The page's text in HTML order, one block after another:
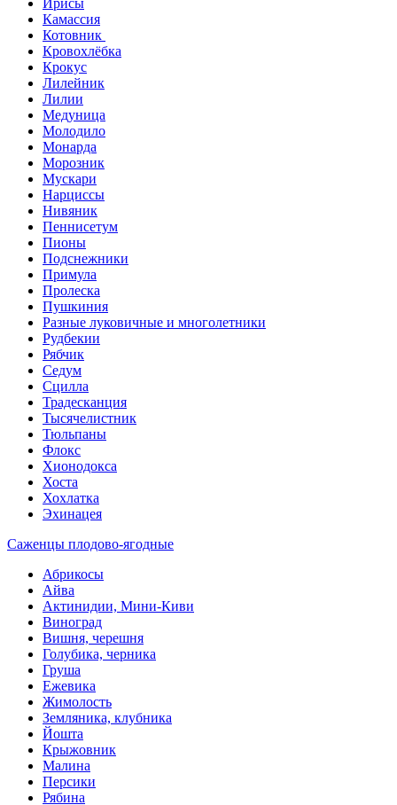
Ирисы
Камассия
Котовник
Кровохлёбка
Крокус
Лилейник
Лилии
Медуница
Молодило
Монарда
Морозник
Мускари
Нарциссы
Нивяник
Пеннисетум
Пионы
Подснежники
Примула
Пролеска
Пушкиния
Разные луковичные и многолетники
Рудбекии
Рябчик
Седум
Сцилла
Традесканция
Тысячелистник
Тюльпаны
Флокс
Хионодокса
Хоста
Хохлатка
Эхинацея
Саженцы плодово-ягодные
Абрикосы
Айва
Актинидии, Мини-Киви
Виноград
Вишня, черешня
Голубика, черника
Груша
Ежевика
Жимолость
Земляника, клубника
Йошта
Крыжовник
Малина
Персики
Рябина